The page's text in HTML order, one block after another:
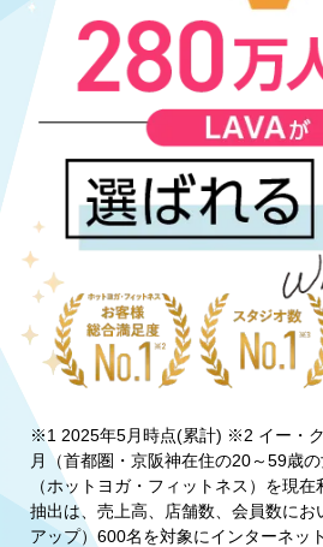
※1 2025年5月時点(累計) ※2 イー・
月（首都圏・京阪神在住の20～59歳
（ホットヨガ・フィットネス）を現
抽出は、売上高、店舗数、会員数にお
アップ）600名を対象にインターネッ